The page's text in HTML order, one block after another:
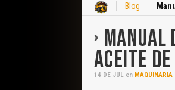
Blog
MANUAL
ACEITE
14 DE JUL en MAQUINARIA